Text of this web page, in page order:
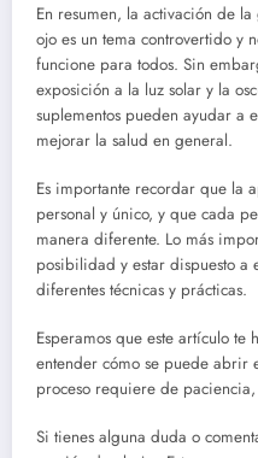
En resumen, la activación de
ojo es un tema controvertido y
funcione para todos. Sin
exposición a la luz solar y la
suplementos pueden ayudar a
mejorar la salud en general.
Es importante recordar que la
personal y único, y que cada
manera diferente. Lo más
posibilidad y estar dispuesto a
diferentes técnicas y prácticas.
Esperamos que este artículo
entender cómo se puede abrir
proceso requiere de
Si tienes alguna duda o